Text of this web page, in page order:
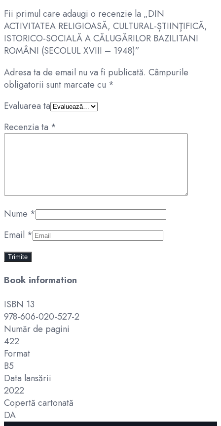
Fii primul care adaugi o recenzie la „DIN
ACTIVITATEA RELIGIOASĂ, CULTURAL-ȘTIINŢIFICĂ,
ISTORICO-SOCIALĂ A CĂLUGĂRILOR BAZILITANI
ROMÂNI (SECOLUL XVIII – 1948)”
Adresa ta de email nu va fi publicată. Câmpurile
obligatorii sunt marcate cu *
Evaluarea ta
Recenzia ta *
Nume *
Email *
Book information
ISBN 13
978-606-020-527-2
Număr de pagini
422
Format
B5
Data lansării
2022
Copertă cartonată
DA